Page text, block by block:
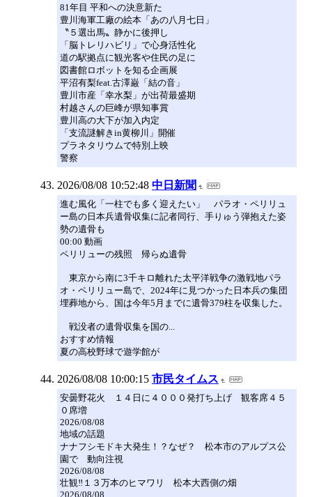
81年目 平和への決意新た
豊川海軍工廠の絵本「あの八月七日」
〝５選出馬〟静かに後押し
「脳トレリハビリ」で心身活性化
道の駅拠点に観光客や住民の足に
図書館ロボットを知る企画展
平沼有梨feat.古澤巌「結の音」
豊川市産「幸水梨」が出荷最盛期
村越さんの巨峰が県知事賞
豊川高の大下が加入内定
「支流謎解きin黄柳川」開催
プラネタリウムで特別上映
警察
2026/08/08 10:52:48 中日新聞
進む風化「一柱でも多く迎えたい」 パラオ・ペリリュ
ー島の日本兵遺骨収集に記者同行、手りゅう弾抱えた姿
勢の遺骨も
00:00 動画
ペリリューの残照 帰らぬ遺骨
東京から南に3千キロ離れた太平洋戦争の激戦地パラ
オ・ペリリュー島で、2024年に見つかった日本兵の集団
埋葬地から、国は今年5月までに遺骨379柱を収集した。
戦没者の遺骨収集を国の...
おすすめ情報
夏の高校野球で遊学館が
2026/08/08 10:00:15 市民タイムス
安曇野花火 １４日に４０００発打ち上げ 観客席４５
０席増
2026/08/08
地域の話題
ナナフシモドキ大発生！？なぜ？ 松本市のアルプス公
園で 動向注視
2026/08/08
壮観‼１３万本のヒマワリ 松本大西側の畑
2026/08/08